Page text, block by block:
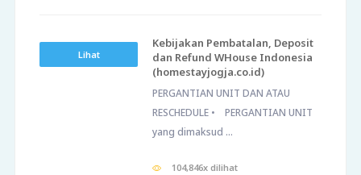
Lihat
Kebijakan Pembatalan, Deposit
dan Refund WHouse Indonesia
(homestayjogja.co.id)
PERGANTIAN UNIT DAN ATAU
RESCHEDULE • PERGANTIAN UNIT
yang dimaksud ...
104,846x dilihat